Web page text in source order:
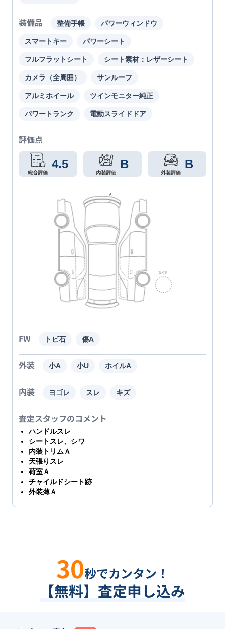
装備品 整備手帳 パワーウィンドウ
スマートキー パワーシート
フルフラットシート シート素材：レザーシート
カメラ（全周囲） サンルーフ
アルミホイール ツインモニター純正
パワートランク 電動スライドドア
評価点
4.5 B B
FW トビ石 傷A
外装 小A 小U ホイルA
内装 ヨゴレ スレ キズ
査定スタッフのコメント
ハンドルスレ
シートスレ、シワ
内装トリムＡ
天張りスレ
荷室Ａ
チャイルドシート跡
外装薄Ａ
30秒でカンタン！
【無料】査定申し込み